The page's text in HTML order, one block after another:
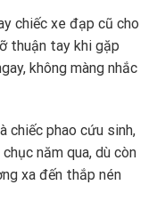
chiếc xe đạp cũ cho
thuận tay khi gặp
không màng nhắc
chiếc phao cứu sinh,
năm qua, dù còn
xa đến thắp nén